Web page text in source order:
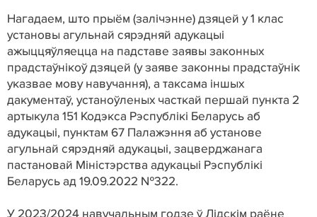
Нагадаем, што прыём (залічэнне) дзяцей у 1 клас
установы агульнай сярэдняй адукацыі
ажыццяўляецца на падставе заявы законных
прадстаўнікоў дзяцей (у заяве законны прадстаўнік
указвае мову навучання), а таксама іншых
дакументаў, устаноўленых часткай першай пункта 2
артыкула 151 Кодэкса Рэспублікі Беларусь аб
адукацыі, пунктам 67 Палажэння аб установе
агульнай сярэдняй адукацыі, зацверджанага
пастановай Міністэрства адукацыі Рэспублікі
Беларусь ад 19.09.2022 №322.